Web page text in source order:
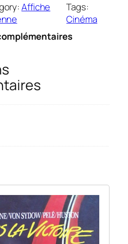
Affiche
Tags:
Cinéma